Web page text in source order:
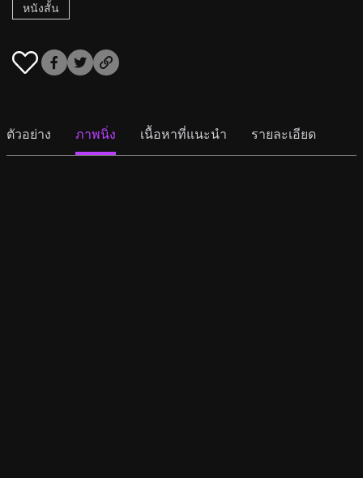
หนังสั้น
ตัวอย่าง ภาพนิ่ง เนื้อหาที่แนะนำ รายละเอียด